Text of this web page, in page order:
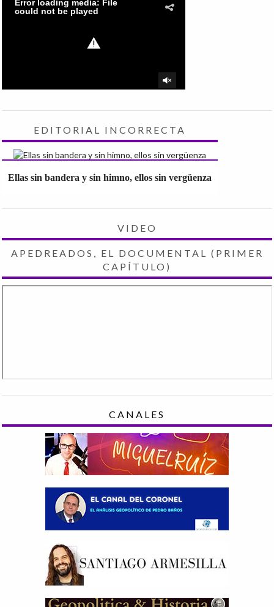
EDITORIAL INCORRECTA
Ellas sin bandera y sin himno, ellos sin vergüenza
VIDEO
APEDREADOS, EL DOCUMENTAL (PRIMER
CAPÍTULO)
CANALES